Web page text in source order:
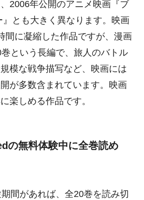
2006年公開のアニメ映画『ブ
』とも大きく異なります。映画
間に凝縮した作品ですが、漫画
という長編で、旅人のバトル
模な戦争描写など、映画には
が多数含まれています。映画
楽しめる作品です。
の無料体験中に全巻読め
間があれば、全20巻を読み切